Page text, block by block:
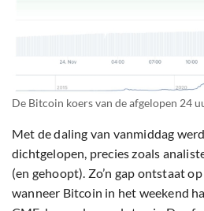
De Bitcoin koers van de afgelopen 24
Met de daling van vanmiddag
dichtgelopen, precies zoals
(en gehoopt). Zo’n gap ontstaat
wanneer Bitcoin in het weekend